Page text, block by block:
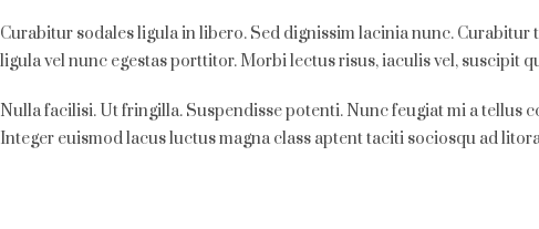
Curabitur sodales ligula in libero. Sed dignissim lacinia nunc.
ligula vel nunc egestas porttitor. Morbi lectus risus, iaculis vel, suscipit
Nulla facilisi. Ut fringilla. Suspendisse potenti. Nunc feugiat mi a tellus
Integer euismod lacus luctus magna class aptent taciti sociosqu ad